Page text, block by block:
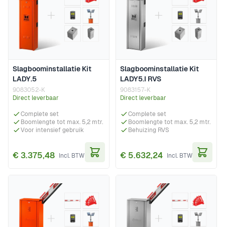
Slagboominstallatie Kit
LADY.5
9083052-K
Direct leverbaar
Complete set
Boomlengte tot max. 5,2 mtr.
Voor intensief gebruik
€ 3.375,48
Slagboominstallatie Kit
LADY5.I RVS
9083157-K
Direct leverbaar
Complete set
Boomlengte tot max. 5,2 mtr.
Behuizing RVS
€ 5.632,24